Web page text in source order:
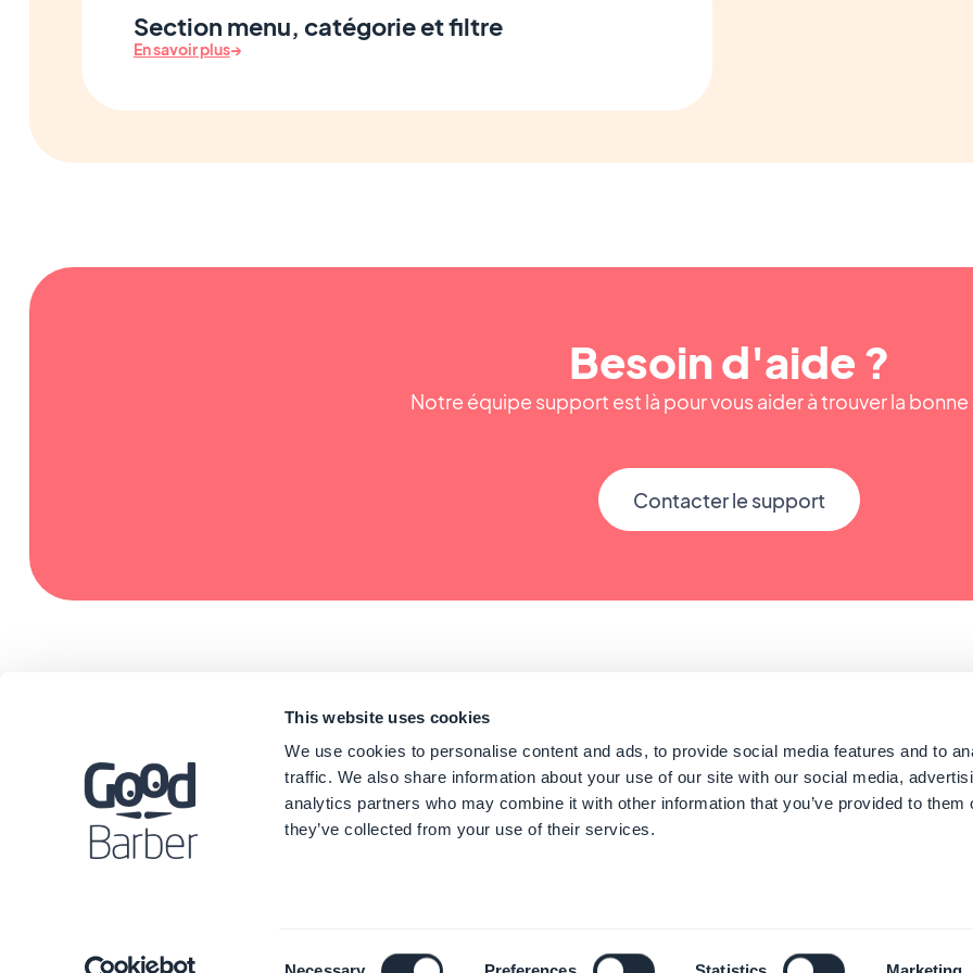
This website uses cookies
We use cookies to personalise content and ads, to provide social media features and to
traffic. We also share information about your use of our site with our social media,
analytics partners who may combine it with other information that you’ve provided to them
they’ve collected from your use of their services.
Section menu, catégorie et filtre
En savoir plus→
Besoin d'aide ?
Notre équipe support est là pour vous aider à trouver la
Contacter le support
Conseils pour créer une app